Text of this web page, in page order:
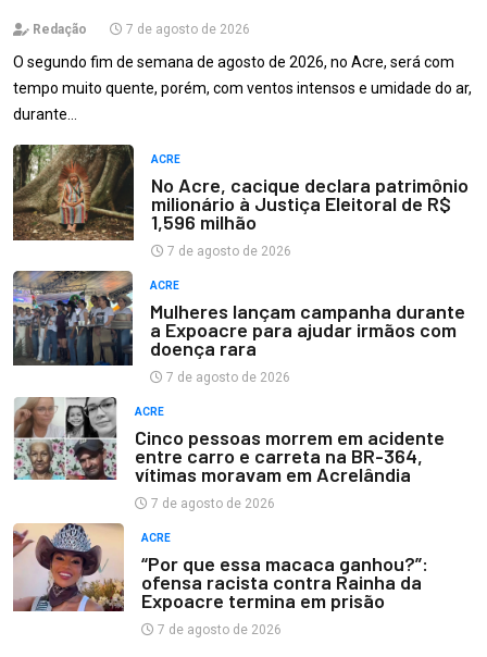
Redação 7 de agosto de 2026
O segundo fim de semana de agosto de 2026, no Acre, será com
tempo muito quente, porém, com ventos intensos e umidade do ar,
durante…
ACRE
No Acre, cacique declara patrimônio
milionário à Justiça Eleitoral de R$
1,596 milhão
7 de agosto de 2026
ACRE
Mulheres lançam campanha durante
a Expoacre para ajudar irmãos com
doença rara
7 de agosto de 2026
ACRE
Cinco pessoas morrem em acidente
entre carro e carreta na BR-364,
vítimas moravam em Acrelândia
7 de agosto de 2026
ACRE
“Por que essa macaca ganhou?”:
ofensa racista contra Rainha da
Expoacre termina em prisão
7 de agosto de 2026